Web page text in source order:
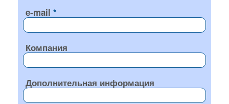
e-mail
Компания
Дополнительная информация